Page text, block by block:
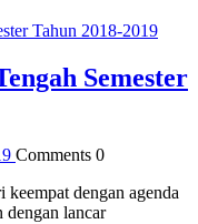
Semester
Comments 0
dengan agenda
dengan lancar